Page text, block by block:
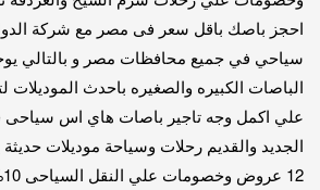
احجز باصك باقل سعر فى مصر مع شركة
سياحي في جميع محافظات مصر و بالتالي
الباصات الكبيره والصغيره باحدث الموديلات
علي اكمل وجه تاجير باصات هاي اس سياحى